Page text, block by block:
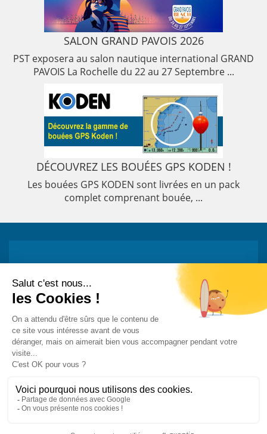
SALON GRAND PAVOIS 2026
PST exposera au salon nautique international GRAND
PAVOIS La Rochelle du 22 au 27 Septembre ...
DÉCOUVREZ LES BOUÉES GPS KODEN !
Les bouées GPS KODEN sont livrées en un pack
complet comprenant bouée, ...
Abonnez-vous à la newsletter et recevez
toutes les actualités de PST
Mon adresse e-mail est...
Mentions légales-Vie privée